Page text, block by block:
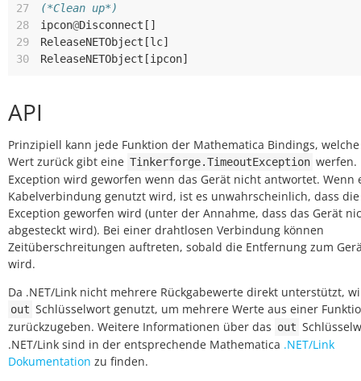
27
(*Clean up*)
28
ipcon@Disconnect []
29
ReleaseNETObject [lc]
30
ReleaseNETObject [ipcon]
API
Prinzipiell kann jede Funktion der Mathematica Bindings,
Wert zurück gibt eine Tinkerforge.TimeoutException werfen.
Exception wird geworfen wenn das Gerät nicht antwortet. Wenn
Kabelverbindung genutzt wird, ist es unwahrscheinlich, dass die
Exception geworfen wird (unter der Annahme, dass das Gerät
abgesteckt wird). Bei einer drahtlosen Verbindung können
Zeitüberschreitungen auftreten, sobald die Entfernung zum
wird.
Da .NET/Link nicht mehrere Rückgabewerte direkt unterstützt,
out Schlüsselwort genutzt, um mehrere Werte aus einer
zurückzugeben. Weitere Informationen über das out
.NET/Link sind in der entsprechende Mathematica .NET/Link
Dokumentation zu finden.